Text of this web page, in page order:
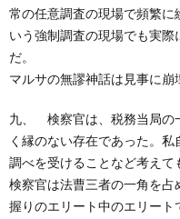
常の任意調査の現場で頻繁に
いう強制調査の現場でも実
だ。
マルサの無謬神話は見事に崩
九、 検察官は、税務当局の
く縁のない存在であった。
調べを受けることなど考えて
検察官は法曹三者の一角を
握りのエリート中のエリート